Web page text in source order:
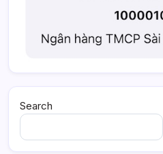
Search